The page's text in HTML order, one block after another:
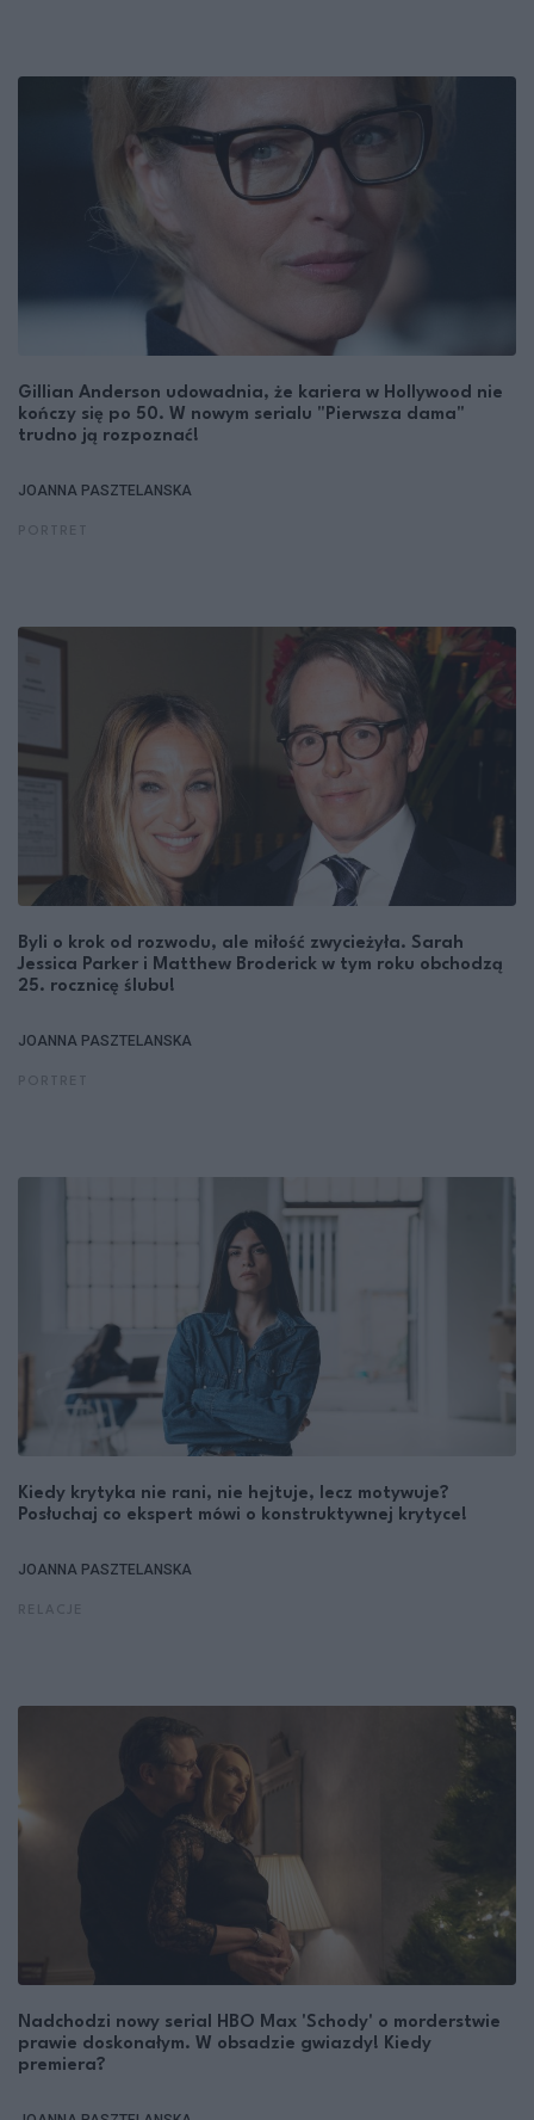
Gillian Anderson udowadnia, że kariera w Hollywood nie
kończy się po 50. W nowym serialu "Pierwsza dama"
trudno ją rozpoznać!
JOANNA PASZTELANSKA
Byli o krok od rozwodu, ale miłość zwycieżyła. Sarah
Jessica Parker i Matthew Broderick w tym roku obchodzą
25. rocznicę ślubu!
JOANNA PASZTELANSKA
Kiedy krytyka nie rani, nie hejtuje, lecz motywuje?
Posłuchaj co ekspert mówi o konstruktywnej krytyce!
JOANNA PASZTELANSKA
Nadchodzi nowy serial HBO Max 'Schody' o morderstwie
prawie doskonałym. W obsadzie gwiazdy! Kiedy
premiera?